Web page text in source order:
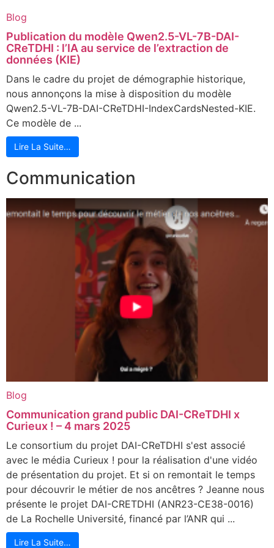
Blog
Publication du modèle Qwen2.5-VL-7B-DAI-
CReTDHI : l’IA au service de l’extraction de
données (KIE)
Dans le cadre du projet de démographie historique,
nous annonçons la mise à disposition du modèle
Qwen2.5-VL-7B-DAI-CReTDHI-IndexCardsNested-KIE.
Ce modèle de ...
Lire La Suite…
Communication
Blog
Communication grand public DAI-CReTDHI x
Curieux ! – 4 mars 2025
Le consortium du projet DAI-CReTDHI s'est associé
avec le média Curieux ! pour la réalisation d'une vidéo
de présentation du projet. Et si on remontait le temps
pour découvrir le métier de nos ancêtres ? Jeanne nous
présente le projet DAI-CRETDHI (ANR23-CE38-0016)
de La Rochelle Université, financé par l’ANR qui ...
Lire La Suite…